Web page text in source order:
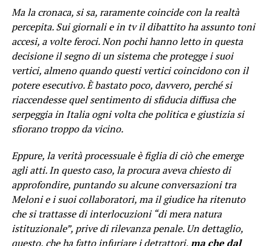
Ma la cronaca, si sa, raramente coincide con la realtà
percepita. Sui giornali e in tv il dibattito ha assunto toni
accesi, a volte feroci. Non pochi hanno letto in questa
decisione il segno di un sistema che protegge i suoi
vertici, almeno quando questi vertici coincidono con il
potere esecutivo. È bastato poco, davvero, perché si
riaccendesse quel sentimento di sfiducia diffusa che
serpeggia in Italia ogni volta che politica e giustizia si
sfiorano troppo da vicino.
Eppure, la verità processuale è figlia di ciò che emerge
agli atti. In questo caso, la procura aveva chiesto di
approfondire, puntando su alcune conversazioni tra
Meloni e i suoi collaboratori, ma il giudice ha ritenuto
che si trattasse di interlocuzioni “di mera natura
istituzionale”, prive di rilevanza penale. Un dettaglio,
questo, che ha fatto infuriare i detrattori, ma che dal